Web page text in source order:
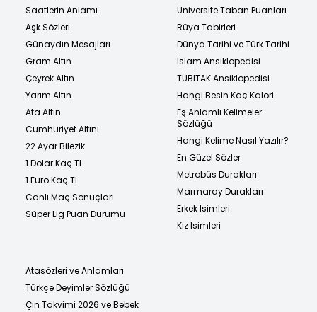
Saatlerin Anlamı
Aşk Sözleri
Günaydın Mesajları
Gram Altın
Çeyrek Altın
Yarım Altın
Ata Altın
Cumhuriyet Altını
22 Ayar Bilezik
1 Dolar Kaç TL
1 Euro Kaç TL
Canlı Maç Sonuçları
Süper Lig Puan Durumu
Üniversite Taban Puanları
Rüya Tabirleri
Dünya Tarihi ve Türk Tarihi
İslam Ansiklopedisi
TÜBİTAK Ansiklopedisi
Hangi Besin Kaç Kalori
Eş Anlamlı Kelimeler
Sözlüğü
Hangi Kelime Nasıl Yazılır?
En Güzel Sözler
Metrobüs Durakları
Marmaray Durakları
Erkek İsimleri
Kız İsimleri
Atasözleri ve Anlamları
Türkçe Deyimler Sözlüğü
Çin Takvimi 2026 ve Bebek